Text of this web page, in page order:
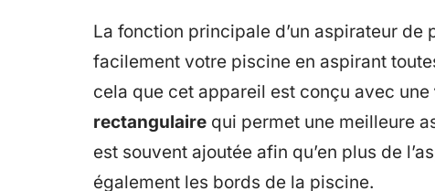
La fonction principale d’un aspirateur
facilement votre piscine en aspirant
cela que cet appareil est conçu avec une
rectangulaire qui permet une meilleure
est souvent ajoutée afin qu’en plus de
également les bords de la piscine.